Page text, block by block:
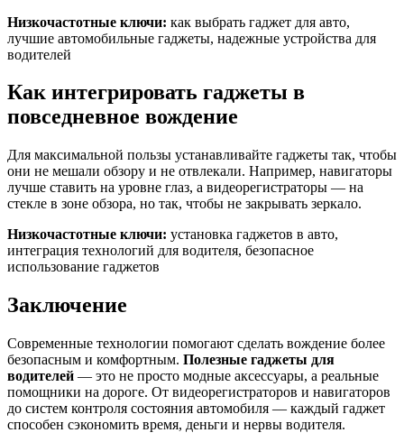
Низкочастотные ключи: как выбрать гаджет для авто,
лучшие автомобильные гаджеты, надежные устройства для
водителей
Как интегрировать гаджеты в
повседневное вождение
Для максимальной пользы устанавливайте гаджеты так, чтобы
они не мешали обзору и не отвлекали. Например, навигаторы
лучше ставить на уровне глаз, а видеорегистраторы — на
стекле в зоне обзора, но так, чтобы не закрывать зеркало.
Низкочастотные ключи: установка гаджетов в авто,
интеграция технологий для водителя, безопасное
использование гаджетов
Заключение
Современные технологии помогают сделать вождение более
безопасным и комфортным. Полезные гаджеты для
водителей — это не просто модные аксессуары, а реальные
помощники на дороге. От видеорегистраторов и навигаторов
до систем контроля состояния автомобиля — каждый гаджет
способен сэкономить время, деньги и нервы водителя.